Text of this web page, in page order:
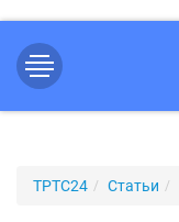
ТРТС24 Статьи